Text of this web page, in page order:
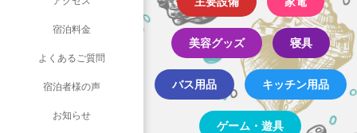
宿泊料金
よくあるご質問
宿泊者様の声
お知らせ
美容グッズ 寝具
バス用品 キッチン用品
ゲーム・遊具